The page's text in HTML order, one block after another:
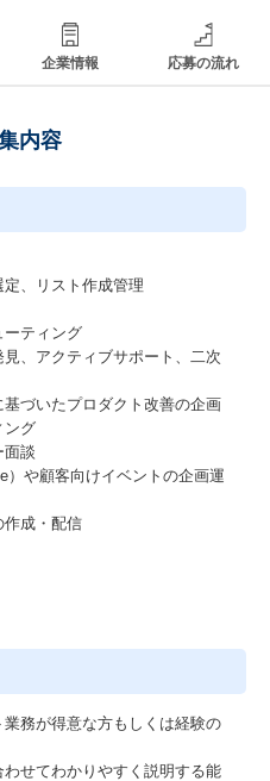
企業情報 応募の流れ
内容
定、リスト作成管理
ーティング
、アクティブサポート、二次
づいたプロダクト改善の企画
ング
面談
）や顧客向けイベントの企画運
作成・配信
務が得意な方もしくは経験の
せてわかりやすく説明する能